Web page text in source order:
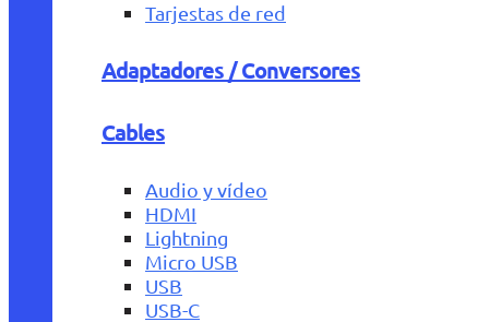
Tarjestas de red
Adaptadores / Conversores
Cables
Audio y vídeo
HDMI
Lightning
Micro USB
USB
USB-C